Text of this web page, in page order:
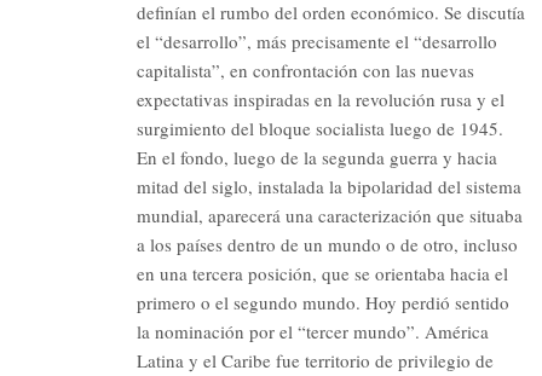
definían el rumbo del orden económico. Se discutía
el “desarrollo”, más precisamente el “desarrollo
capitalista”, en confrontación con las nuevas
expectativas inspiradas en la revolución rusa y el
surgimiento del bloque socialista luego de 1945.
En el fondo, luego de la segunda guerra y hacia
mitad del siglo, instalada la bipolaridad del sistema
mundial, aparecerá una caracterización que situaba
a los países dentro de un mundo o de otro, incluso
en una tercera posición, que se orientaba hacia el
primero o el segundo mundo. Hoy perdió sentido
la nominación por el “tercer mundo”. América
Latina y el Caribe fue territorio de privilegio de